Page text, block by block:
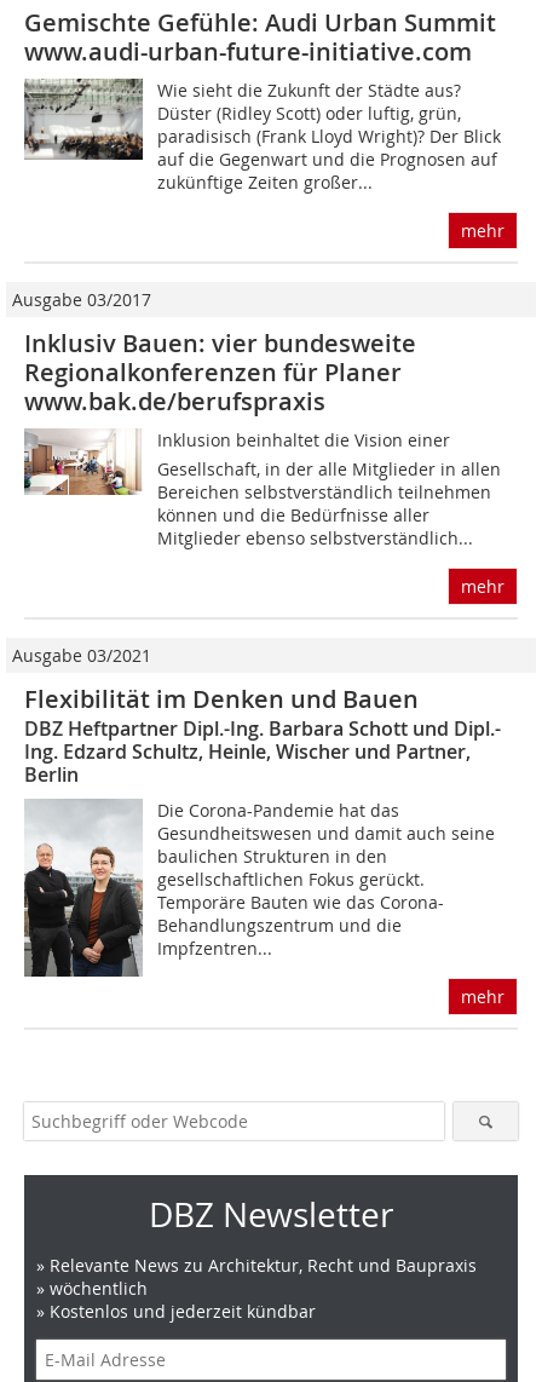
Gemischte Gefühle: Audi Urban Summit
www.audi-urban-future-initiative.com
Wie sieht die Zukunft der Städte aus?
Düster (Ridley Scott) oder luftig, grün,
paradisisch (Frank Lloyd Wright)? Der Blick
auf die Gegenwart und die Prognosen auf
zukünftige Zeiten großer...
mehr
Ausgabe 03/2017
Inklusiv Bauen: vier bundesweite
Regionalkonferenzen für Planer
www.bak.de/berufspraxis
Inklusion beinhaltet die Vision einer
Gesellschaft, in der alle Mitglieder in allen
Bereichen selbstverständlich teilnehmen
können und die Bedürfnisse aller
Mitglieder ebenso selbstverständlich...
mehr
Ausgabe 03/2021
Flexibilität im Denken und Bauen
DBZ Heftpartner Dipl.-Ing. Barbara Schott und Dipl.-
Ing. Edzard Schultz, Heinle, Wischer und Partner,
Berlin
Die Corona-Pandemie hat das
Gesundheitswesen und damit auch seine
baulichen Strukturen in den
gesellschaftlichen Fokus gerückt.
Temporäre Bauten wie das Corona-
Behandlungszentrum und die
Impfzentren...
mehr
DBZ Newsletter
» Relevante News zu Architektur, Recht und Baupraxis
» wöchentlich
» Kostenlos und jederzeit kündbar